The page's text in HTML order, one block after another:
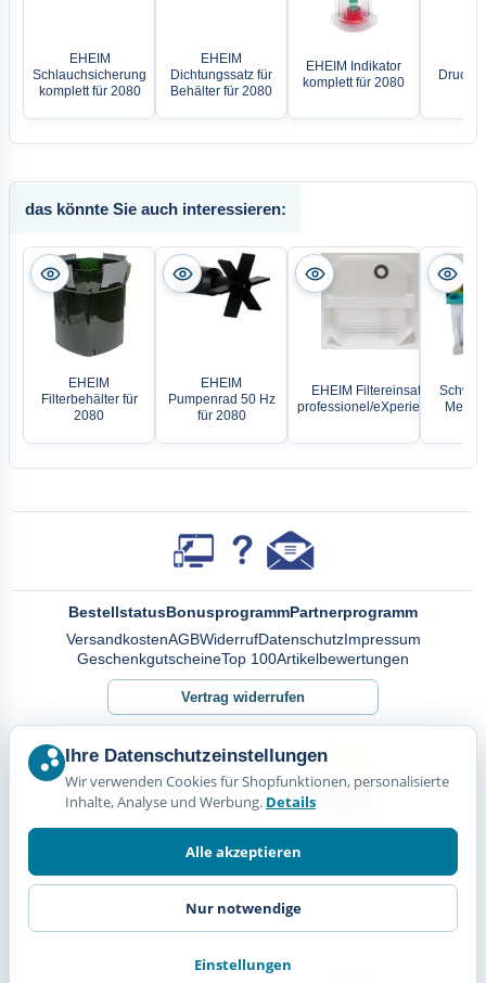
EHEIM
Schlauchsicherung
komplett für 2080
EHEIM
Dichtungssatz für
Behälter für 2080
EHEIM Indikator
komplett für 2080
das könnte Sie auch interessieren:
EHEIM
Filterbehälter für
2080
EHEIM
Pumpenrad 50 Hz
für 2080
EHEIM Filtereinsatz
professionel/eXperience
BestellstatusBonusprogrammPartnerprogramm
VersandkostenAGBWiderrufDatenschutzImpressum
GeschenkgutscheineTop 100Artikelbewertungen
Vertrag widerrufen
© Happy Diskus - e.Kfr. 2026. Alle Rechte vorbehalten.
Ihre Datenschutzeinstellungen
Wir verwenden Cookies für Shopfunktionen, personalisierte
Inhalte, Analyse und Werbung. Details
Alle akzeptieren
Nur notwendige
Einstellungen